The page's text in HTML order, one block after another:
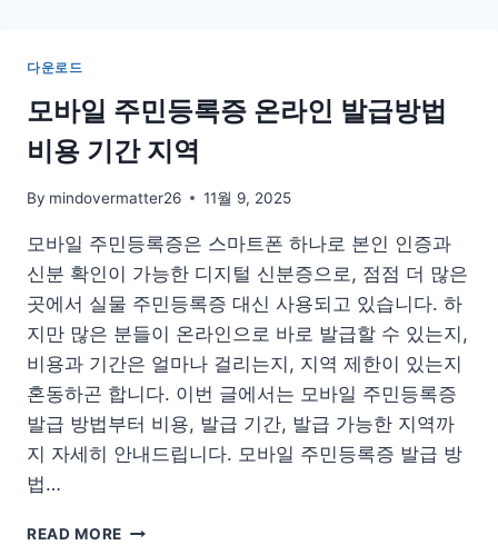
PDF
다운로드
모바일 주민등록증 온라인 발급방법
비용 기간 지역
By mindovermatter26 11월 9, 2025
모바일 주민등록증은 스마트폰 하나로 본인 인증과
신분 확인이 가능한 디지털 신분증으로, 점점 더 많은
곳에서 실물 주민등록증 대신 사용되고 있습니다. 하
지만 많은 분들이 온라인으로 바로 발급할 수 있는지,
비용과 기간은 얼마나 걸리는지, 지역 제한이 있는지
혼동하곤 합니다. 이번 글에서는 모바일 주민등록증
발급 방법부터 비용, 발급 기간, 발급 가능한 지역까
지 자세히 안내드립니다. 모바일 주민등록증 발급 방
법…
READ MORE